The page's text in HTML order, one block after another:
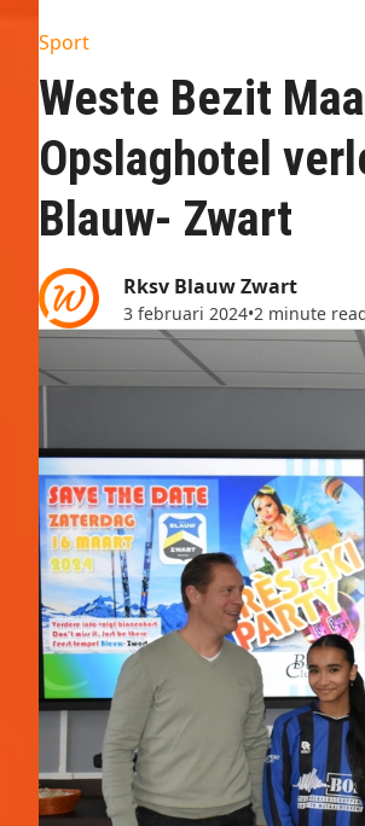
Sport
Weste Bezit
Opslaghotel
Blauw- Zwart
Rksv Blauw Zwart
3 februari 2024•2 minute